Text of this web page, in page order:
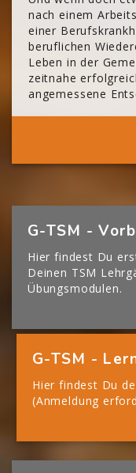
nach einem
einer
beruflichen
Leben in der
zeitnahe
angemessene
[Cocoon] Boxes
G-TSM -
Hier findest Du
Deinen TSM
Übungsmodulen.
G-TSM -
Hier findest Du
(Anmeldung
[Cocoon] Boxes